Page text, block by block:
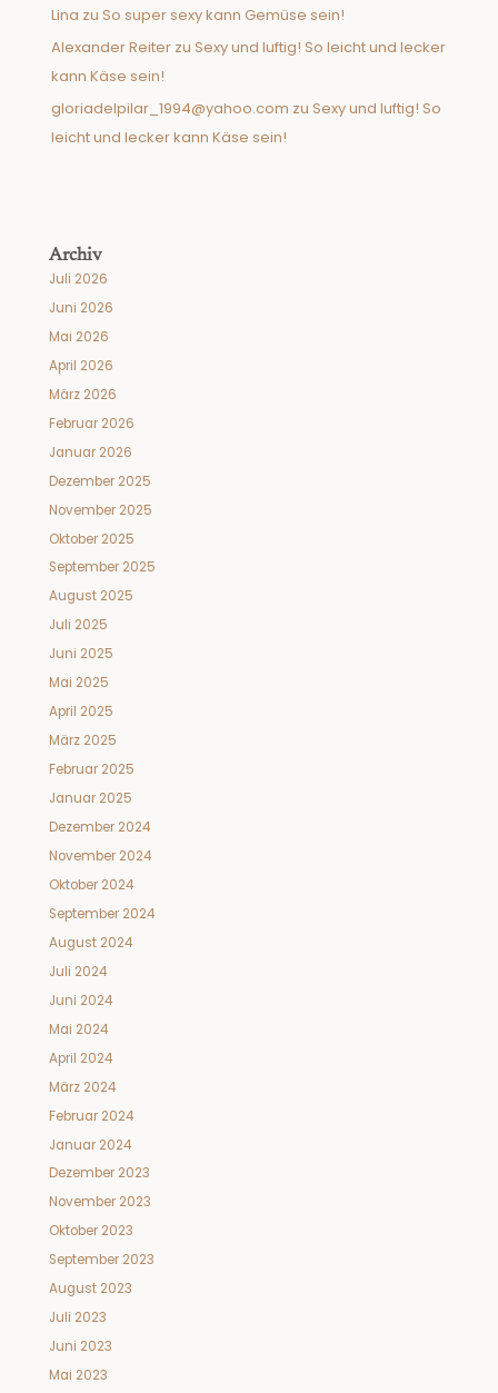
Lina zu So super sexy kann Gemüse sein!
Alexander Reiter zu Sexy und luftig! So leicht und lecker
kann Käse sein!
gloriadelpilar_1994@yahoo.com zu Sexy und luftig! So
leicht und lecker kann Käse sein!
Archiv
Juli 2026
Juni 2026
Mai 2026
April 2026
März 2026
Februar 2026
Januar 2026
Dezember 2025
November 2025
Oktober 2025
September 2025
August 2025
Juli 2025
Juni 2025
Mai 2025
April 2025
März 2025
Februar 2025
Januar 2025
Dezember 2024
November 2024
Oktober 2024
September 2024
August 2024
Juli 2024
Juni 2024
Mai 2024
April 2024
März 2024
Februar 2024
Januar 2024
Dezember 2023
November 2023
Oktober 2023
September 2023
August 2023
Juli 2023
Juni 2023
Mai 2023